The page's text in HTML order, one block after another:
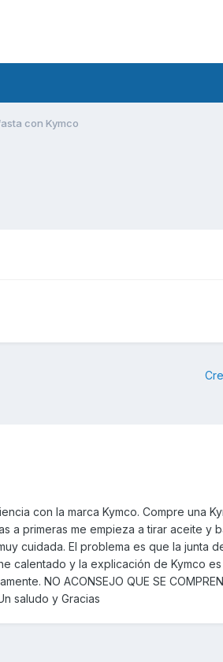
con Kymco
con la marca Kymco. Compre una
a primeras me empieza a tirar aceite y
cuidada. El problema es que la junta
calentado y la explicación de Kymco
NO ACONSEJO QUE SE
saludo y Gracias